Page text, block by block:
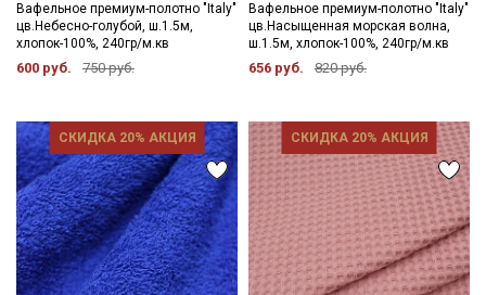
Вафельное премиум-полотно "Italy"
цв.Небесно-голубой, ш.1.5м,
хлопок-100%, 240гр/м.кв
600 руб. 750 руб.
Вафельное премиум-полотно "Italy"
цв.Насыщенная морская волна,
ш.1.5м, хлопок-100%, 240гр/м.кв
656 руб. 820 руб.
СКИДКА 20% АКЦИЯ СКИДКА 20% АКЦИЯ